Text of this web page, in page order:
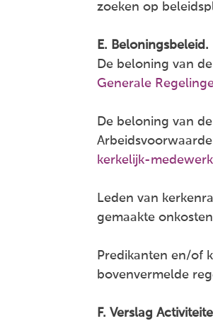
zoeken op
E. Beloningsbeleid.
De beloning van
Generale
De beloning van
kerkelijk-
Leden van
gemaakte
Predikanten en/of
bovenvermelde
F. Verslag